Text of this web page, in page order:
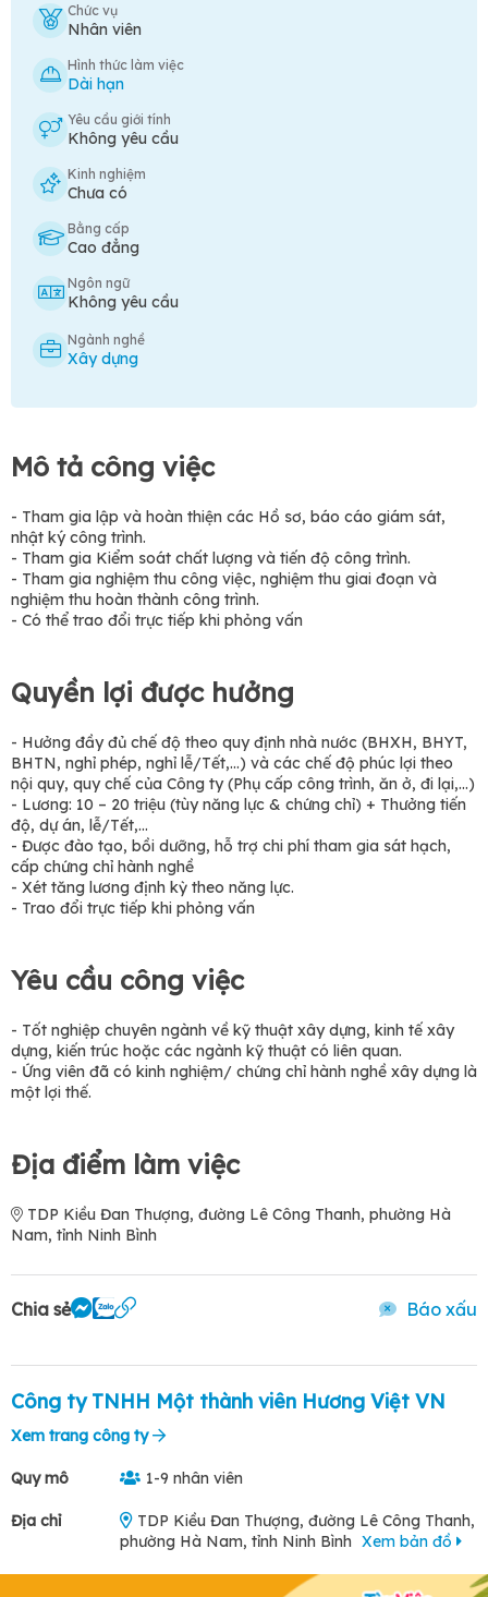
Chức vụ
Nhân viên
Hình thức làm việc
Dài hạn
Yêu cầu giới tính
Không yêu cầu
Kinh nghiệm
Chưa có
Bằng cấp
Cao đẳng
Ngôn ngữ
Không yêu cầu
Ngành nghề
Xây dựng
Mô tả công việc
- Tham gia lập và hoàn thiện các Hồ sơ, báo cáo giám sát,
nhật ký công trình.
- Tham gia Kiểm soát chất lượng và tiến độ công trình.
- Tham gia nghiệm thu công việc, nghiệm thu giai đoạn và
nghiệm thu hoàn thành công trình.
- Có thể trao đổi trực tiếp khi phỏng vấn
Quyền lợi được hưởng
- Hưởng đầy đủ chế độ theo quy định nhà nước (BHXH, BHYT,
BHTN, nghỉ phép, nghỉ lễ/Tết,...) và các chế độ phúc lợi theo
nội quy, quy chế của Công ty (Phụ cấp công trình, ăn ở, đi lại,...)
- Lương: 10 – 20 triệu (tùy năng lực & chứng chỉ) + Thưởng tiến
độ, dự án, lễ/Tết,...
- Được đào tạo, bồi dưỡng, hỗ trợ chi phí tham gia sát hạch,
cấp chứng chỉ hành nghề
- Xét tăng lương định kỳ theo năng lực.
- Trao đổi trực tiếp khi phỏng vấn
Yêu cầu công việc
- Tốt nghiệp chuyên ngành về kỹ thuật xây dựng, kinh tế xây
dựng, kiến trúc hoặc các ngành kỹ thuật có liên quan.
- Ứng viên đã có kinh nghiệm/ chứng chỉ hành nghề xây dựng là
một lợi thế.
Địa điểm làm việc
TDP Kiều Đan Thượng, đường Lê Công Thanh, phường Hà
Nam, tỉnh Ninh Bình
Chia sẻ Báo xấu
Công ty TNHH Một thành viên Hương Việt VN
Xem trang công ty
Quy mô 1-9 nhân viên
Địa chỉ
TDP Kiều Đan Thượng, đường Lê Công Thanh,
phường Hà Nam, tỉnh Ninh Bình Xem bản đồ